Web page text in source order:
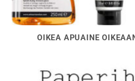
OIKEA APUAINE